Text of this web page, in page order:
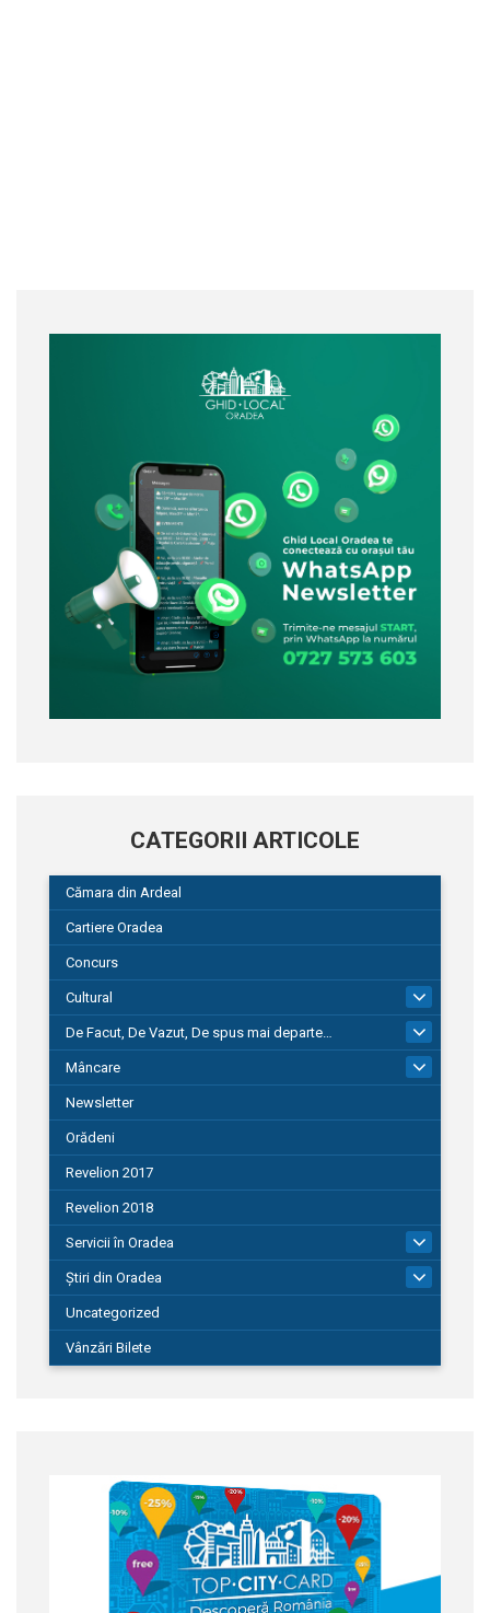
CATEGORII ARTICOLE
Cămara din Ardeal
Cartiere Oradea
Concurs
Cultural
De Facut, De Vazut, De spus mai departe…
580
Mâncare
Newsletter
Orădeni
Revelion 2017
Revelion 2018
Servicii în Oradea
Știri din Oradea
Uncategorized
Vânzări Bilete